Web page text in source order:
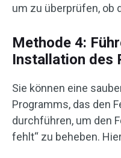
um zu überprüfen, ob
Methode 4:
Installation des
Sie können eine
Programms, das den
durchführen, um den
fehlt“ zu beheben.